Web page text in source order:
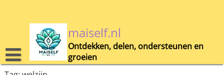
maiself.nl
Ontdekken, delen, ondersteunen en
groeien